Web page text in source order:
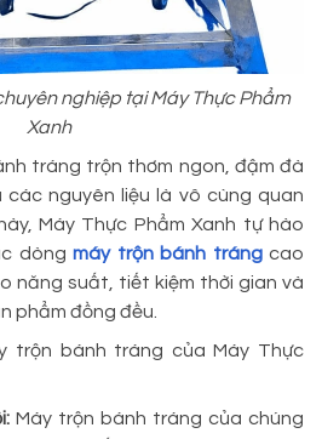
nghiệp tại Máy Thực Phẩm
Xanh
tráng trộn thơm ngon, đậm đà
các nguyên liệu là vô cùng quan
Máy Thực Phẩm Xanh tự hào
dòng máy trộn bánh trángcao
năng suất, tiết kiệm thời gian và
phẩm đồng đều.
trộn bánh tráng của Máy Thực
Máy trộn bánh tráng của chúng